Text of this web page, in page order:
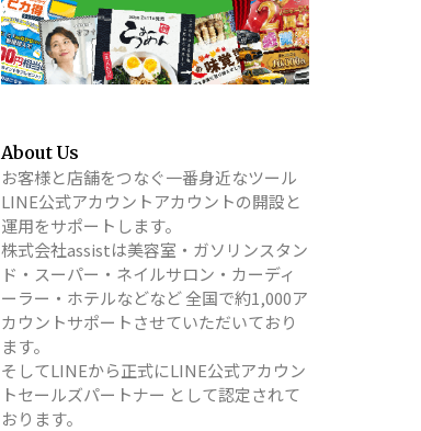
About Us
お客様と店舗をつなぐ一番身近なツール
LINE公式アカウントアカウントの開設と
運用をサポートします。
株式会社assistは美容室・ガソリンスタン
ド・スーパー・ネイルサロン・カーディ
ーラー・ホテルなどなど 全国で約1,000ア
カウントサポートさせていただいており
ます。
そしてLINEから正式にLINE公式アカウン
トセールズパートナー として認定されて
おります。